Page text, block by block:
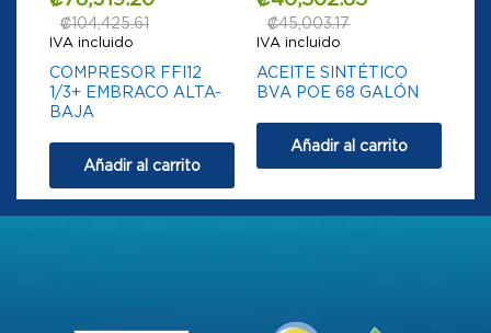
₡104,425.61
IVA incluido
COMPRESOR FFI12
1/3+ EMBRACO ALTA-
BAJA
Añadir al carrito
₡45,003.17
IVA incluido
ACEITE SINTÉTICO
BVA POE 68 GALÓN
Añadir al carrito